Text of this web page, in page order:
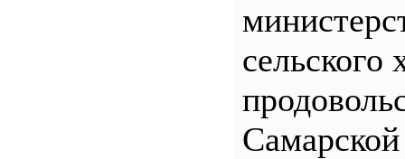
сельского